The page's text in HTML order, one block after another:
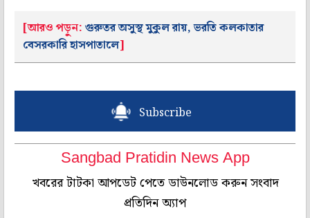
[আরও পড়ুন: গুরুতর অসুস্থ মুকুল রায়, ভরতি কলকাতার
বেসরকারি হাসপাতালে]
Subscribe
Sangbad Pratidin News App
খবরের টাটকা আপডেট পেতে ডাউনলোড করুন সংবাদ
প্রতিদিন অ্যাপ